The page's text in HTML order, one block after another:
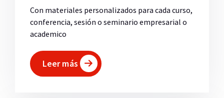
Con materiales personalizados para cada curso,
conferencia, sesión o seminario empresarial o
academico
Leer más